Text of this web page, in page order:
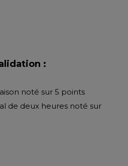
:
noté sur 5 points
de deux heures noté sur